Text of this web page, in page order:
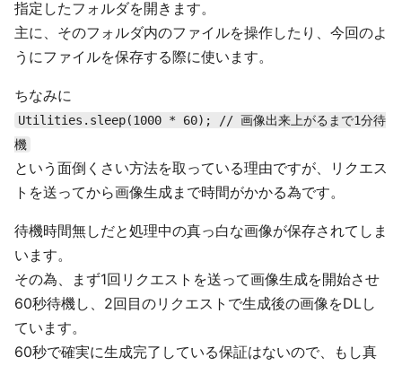
指定したフォルダを開きます。
主に、そのフォルダ内のファイルを操作したり、今回のよ
うにファイルを保存する際に使います。
ちなみに
Utilities.sleep(1000 * 60); // 画像出来上がるまで1分待
機
という面倒くさい方法を取っている理由ですが、リクエス
トを送ってから画像生成まで時間がかかる為です。
待機時間無しだと処理中の真っ白な画像が保存されてしま
います。
その為、まず1回リクエストを送って画像生成を開始させ
60秒待機し、2回目のリクエストで生成後の画像をDLし
ています。
60秒で確実に生成完了している保証はないので、もし真